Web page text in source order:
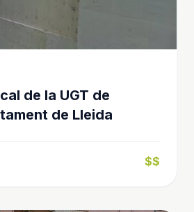
de la UGT de
de Lleida
$$